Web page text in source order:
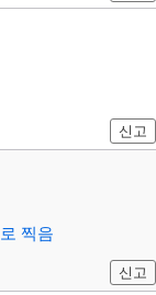
신고
찍음
신고